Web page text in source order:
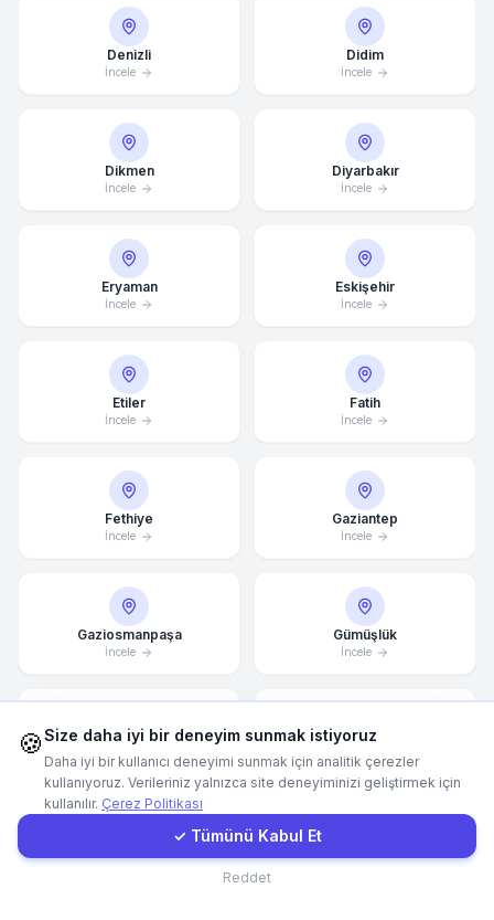
Denizli
İncele
Didim
İncele
Dikmen
İncele
Diyarbakır
İncele
Eryaman
İncele
Eskişehir
İncele
Etiler
İncele
Fatih
İncele
Fethiye
İncele
Gaziantep
İncele
Gaziosmanpaşa
İncele
Gümüşlük
İncele
İncele İncele
İncek İnegöl
Ortalama Yanıt Süresi: 15 Dakika
İletişim Formu
🍪Size daha iyi bir deneyim sunmak istiyoruz
Daha iyi bir kullanıcı deneyimi sunmak için analitik çerezler
kullanıyoruz. Verileriniz yalnızca site deneyiminizi geliştirmek için
kullanılır. Çerez Politikası
✓ Tümünü Kabul Et
Reddet